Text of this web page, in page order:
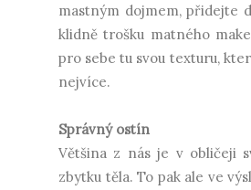
mastným dojmem, přidejte
klidně trošku matného
pro sebe tu svou texturu,
nejvíce.
Správný ostín
Většina z nás je v obličeji
zbytku těla. To pak ale ve